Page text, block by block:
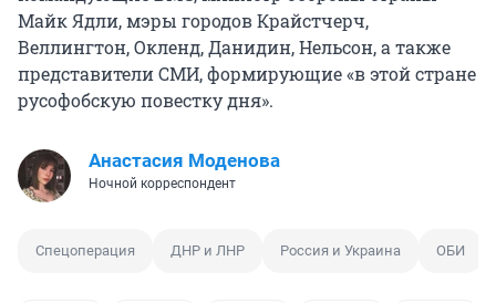
Майк Ядли, мэры городов Крайстчерч,
Веллингтон, Окленд, Данидин, Нельсон, а также
представители СМИ, формирующие «в этой стране
русофобскую повестку дня».
Анастасия Моденова
Ночной корреспондент
Спецоперация ДНР и ЛНР Россия и Украина ОБИ